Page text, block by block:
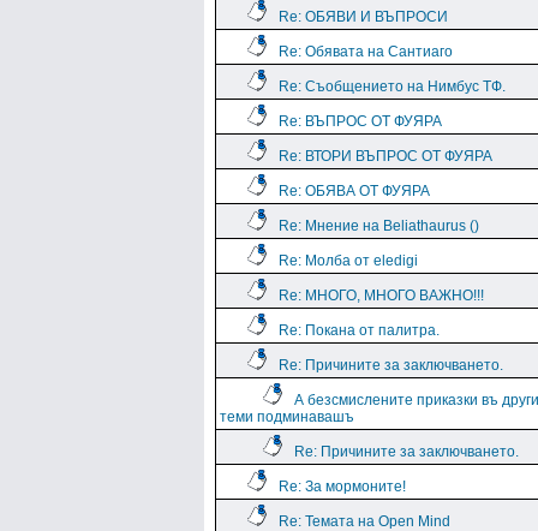
Re: ОБЯВИ И ВЪПРОСИ
Re: Обявата на Сантиаго
Re: Съобщението на Нимбус ТФ.
Re: ВЪПРОС ОТ ФУЯРА
Re: ВТОРИ ВЪПРОС ОТ ФУЯРА
Re: ОБЯВА ОТ ФУЯРА
Re: Мнение на Beliathaurus ()
Re: Молба от eledigi
Re: МНОГО, МНОГО ВАЖНО!!!
Re: Покана от палитра.
Re: Причините за заключването.
А безсмислените приказки въ други
теми подминавашъ
Re: Причините за заключването.
Re: За мормоните!
Re: Темата на Open Mind